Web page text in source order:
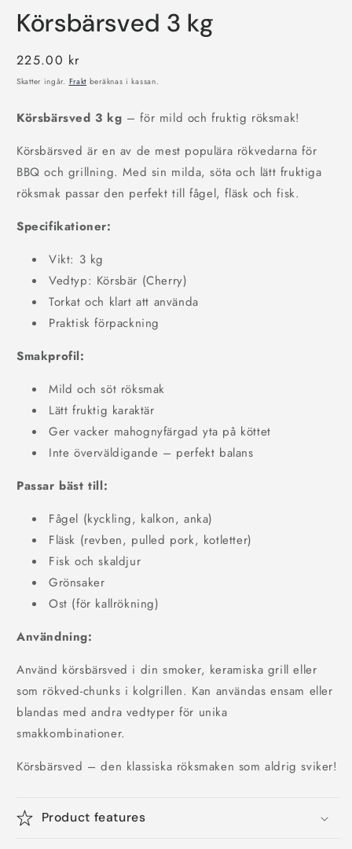
1
iKörsbärsved 3 kg
Ordinarie
pris
225.00 kr
Skatter ingår. Frakt beräknas i kassan.
Körsbärsved 3 kg – för mild och fruktig röksmak!
Körsbärsved är en av de mest populära rökvedarna för
BBQ och grillning. Med sin milda, söta och lätt fruktiga
röksmak passar den perfekt till fågel, fläsk och fisk.
Specifikationer:
Vikt: 3 kg
Vedtyp: Körsbär (Cherry)
Torkat och klart att använda
Praktisk förpackning
Smakprofil:
Mild och söt röksmak
Lätt fruktig karaktär
Ger vacker mahognyfärgad yta på köttet
Inte överväldigande – perfekt balans
Passar bäst till:
Fågel (kyckling, kalkon, anka)
Fläsk (revben, pulled pork, kotletter)
Fisk och skaldjur
Grönsaker
Ost (för kallrökning)
Användning:
Använd körsbärsved i din smoker, keramiska grill eller
som rökved-chunks i kolgrillen. Kan användas ensam eller
blandas med andra vedtyper för unika
smakkombinationer.
Körsbärsved – den klassiska röksmaken som aldrig sviker!
Product features